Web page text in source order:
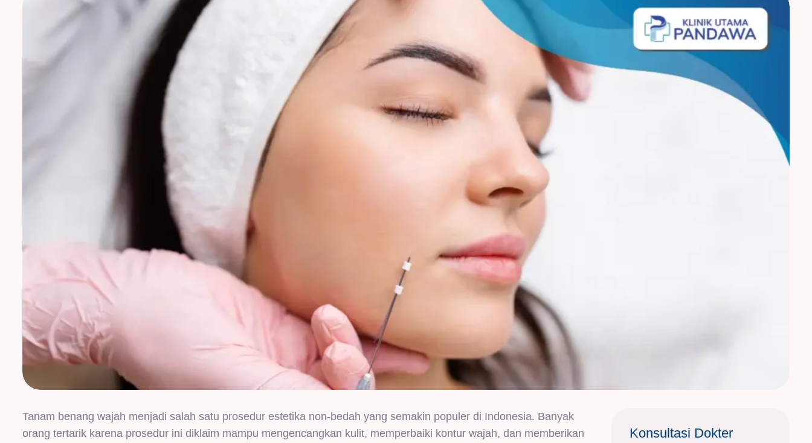
Tanam benang wajah menjadi salah satu prosedur estetika non-bedah yang semakin populer di Indonesia. Banyak
orang tertarik karena prosedur ini diklaim mampu mengencangkan kulit, memperbaiki kontur wajah, dan memberikan
Konsultasi Dokter